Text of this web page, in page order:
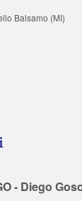
Balsamo (MI)
- Diego